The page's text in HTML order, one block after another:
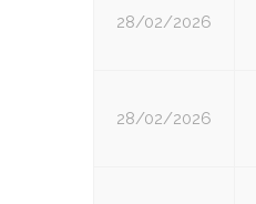
28/02/2026
28/02/2026